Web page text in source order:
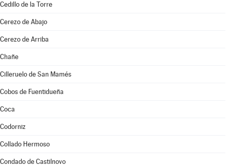
Cedillo de la Torre
Cerezo de Abajo
Cerezo de Arriba
Chañe
Cilleruelo de San Mamés
Cobos de Fuentidueña
Coca
Codorniz
Collado Hermoso
Condado de Castilnovo